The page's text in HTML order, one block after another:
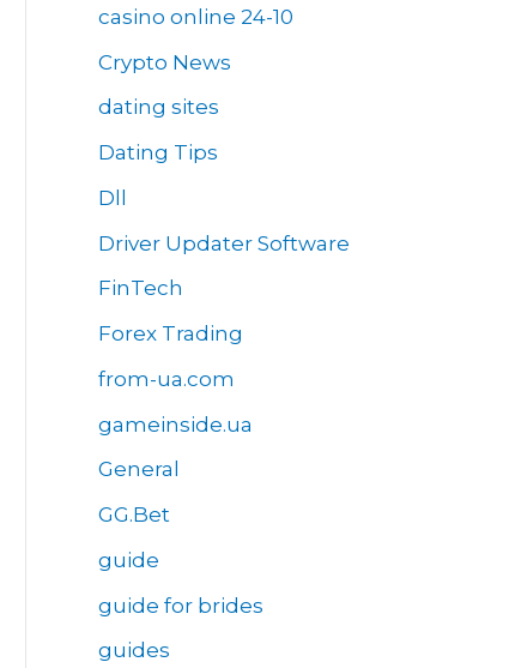
casino online 24-10
Crypto News
dating sites
Dating Tips
Dll
Driver Updater Software
FinTech
Forex Trading
from-ua.com
gameinside.ua
General
GG.Bet
guide
guide for brides
guides